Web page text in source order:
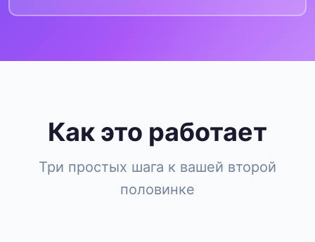
Как это работает
Три простых шага к вашей второй
половинке